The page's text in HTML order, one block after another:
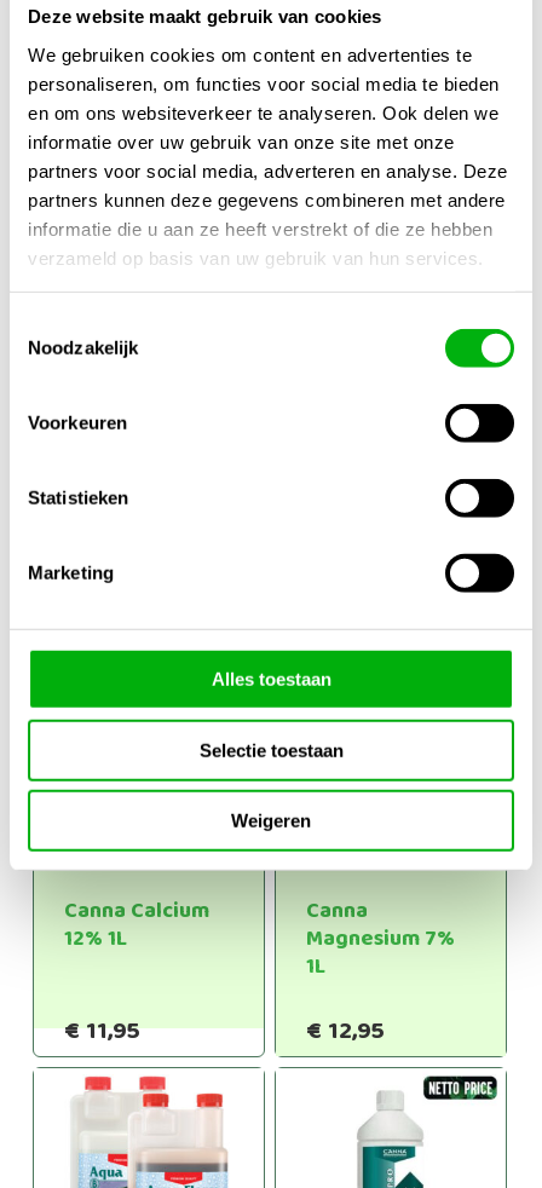
Deze website maakt gebruik van cookies
We gebruiken cookies om content en advertenties te
personaliseren, om functies voor social media te bieden
en om ons websiteverkeer te analyseren. Ook delen we
informatie over uw gebruik van onze site met onze
partners voor social media, adverteren en analyse. Deze
partners kunnen deze gegevens combineren met andere
informatie die u aan ze heeft verstrekt of die ze hebben
verzameld op basis van uw gebruik van hun services.
Noodzakelijk
Voorkeuren
Statistieken
Marketing
Alles toestaan
Selectie toestaan
Weigeren
Canna PH- Bloei
PRO (59%) 1ltr
€9,25
Canna Kalium
K16% 1L
€11,95
Canna Aqua
€14,95
€14,95
tot
€53,95
Canna PH+ (5%)
Canna Calcium
12% 1L
€11,95
Canna
Magnesium 7%
1L
€ 12,95